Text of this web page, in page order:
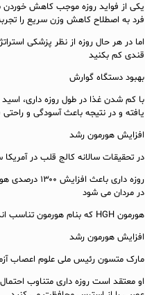
یکی از فواید روزه موجب کاهش خوردن
فرد به اصطلاح کاهش وزن سریع را
اما در هر حال روزه از نظر پزشکی
قندی کم بکنید
بهبود دستگاه گوارش
با کم شدن غذا در طول روزه داری،
یافته و در نتیجه باعث آسودگی و
افزایش هورمون رشد
در تحقیقات سالانه کالج قلب در آمریکا سال
در مردان می شود
هورمون HGH که بنام هورمون تناسب اندام نقش مهمی در حفظ سلامت اندام و طول عمری از جمله ارتقاء رشد عضلانی دارد
افزایش هورمون رشد
مارک متسون رئیس ملی علوم اعصاب
او معتقد است روزه داری متناوب